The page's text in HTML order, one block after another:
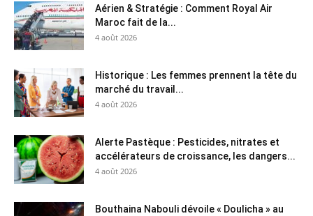
Aérien & Stratégie : Comment Royal Air
Maroc fait de la...
4 août 2026
Historique : Les femmes prennent la tête du
marché du travail...
4 août 2026
Alerte Pastèque : Pesticides, nitrates et
accélérateurs de croissance, les dangers...
4 août 2026
Bouthaina Nabouli dévoile « Doulicha » au